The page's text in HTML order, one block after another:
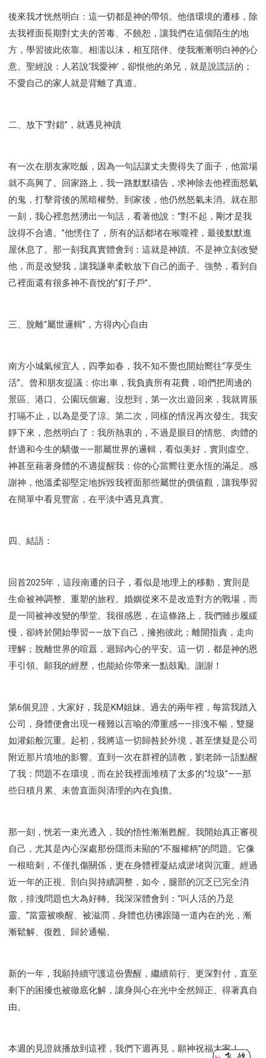
後來我才恍然明白：這一切都是神的帶領。他借環境的遷移，除
去我裡面長期對丈夫的苦毒、不饒恕，讓我們在這個陌生的地
方，學習彼此依靠。相濡以沫，相互陪伴、使我漸漸明白神的心
意。聖經說：人若說‘我愛神’，卻恨他的弟兄，就是說謊話的；
不愛自己的家人就是背離了真道。
二、放下“對錯”，就遇見神蹟
有一次在朋友家吃飯，因為一句話讓丈夫覺得失了面子，他當場
就不高興了。回家路上，我一路默默禱告，求神除去他裡面怒氣
的鬼，打擊背後的黑暗權勢。到家後，他仍然怒氣未消。就在那
一刻，我心裡忽然湧出一句話，看著他說：“對不起，剛才是我
說得不合適。”他愣住了，所有的話都堵在喉嚨裡，最後默默進
屋休息了。那一刻我真實體會到：這就是神蹟。不是神立刻改變
他，而是改變我，讓我謙卑柔軟放下自己的面子、強勢，看到自
己裡面還有很多神不喜悅的”釘子戶”。
三、脫離“屬世邏輯”，方得內心自由
南方小城氣候宜人，四季如春，我不知不覺也開始嚮往“享受生
活”。曾和朋友提議：你出車，我負責所有花費，咱們把周邊的
景區、港口、公園玩個遍。沒想到，第一次出遊回來，我就胃脹
打嗝不止，以為是受了涼。第二次，同樣的情況再次發生。我安
靜下來，忽然明白了：我所熱衷的，不過是眼目的情慾、肉體的
舒適和今生的驕傲——那屬世界的邏輯，看似美好，實則虛空。
神甚至藉著身體的不適提醒我：你的心當嚮往更永恆的滿足。感
謝神，他溫柔卻堅定地拆毀我裡面那些屬世的價值觀，讓我學習
在簡單中看見豐富，在平淡中遇見真實。
四、結語：
回首2025年，這段南遷的日子，看似是地理上的移動，實則是
生命被神調整、重塑的旅程。婚姻從來不是改造對方的戰場，而
是一同被神改變的學堂。我很感恩，在這條路上，我們雖步履緩
慢，卻終於開始學習——放下自己，擁抱彼此；離開指責，走向
理解；脫離世界的喧囂，迴歸內心的平安。這一切，都是神的恩
手引領。願我的經歷，也能給你帶來一點鼓勵。謝謝！
第6個見證，大家好，我是KM姐妹。過去的兩年裡，每當我踏入
公司，身體便會出現一種難以言喻的滯重感——排洩不暢，雙腿
如灌鉛般沉重。起初，我將這一切歸咎於外境，甚至懷疑是公司
附近那片墳地的影響。直到一次在群裡的請教，劉老師一語點醒
了我：問題不在環境，而在於我裡面堆積了太多的“垃圾”——那
些日積月累、未曾直面與清理的內在負擔。
那一刻，恍若一束光透入，我的悟性漸漸甦醒。我開始真正審視
自己，尤其是內心深處那份隱而未顯的“不服權柄”的問題。它像
一根暗刺，不僅扎傷關係，更在身體裡凝結成淤堵與沉重。經過
近一年的正視、剖白與持續調整，如今，腿部的沉乏已完全消
散，排洩問題也大為好轉。我深深體會到：“叫人活的乃是
靈。”當靈被喚醒、被滋潤，身體也彷彿跟隨一道內在的光，漸
漸鬆解、復甦、歸於通暢。
新的一年，我願持續守護這份覺醒，繼續前行、更深對付，直至
剩下的困擾也被徹底化解，讓身與心在光中全然歸正、得著真自
由。
本週的見證就播放到這裡，我們下週再見，願神祝福大家！